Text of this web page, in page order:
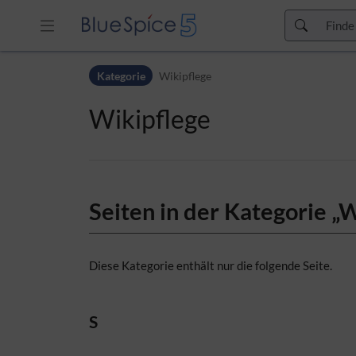
Zur Hauptnavigation
Zum Arbeitsbereich
Kategorie Wikipflege
Wikipflege
Seiten in der Kategorie
Diese Kategorie enthält nur die folgende Seite.
S